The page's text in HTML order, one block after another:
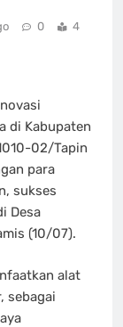
0
4
di Kabupaten
02/Tapin
para
sukses
Desa
(10/07).
alat
sebagai